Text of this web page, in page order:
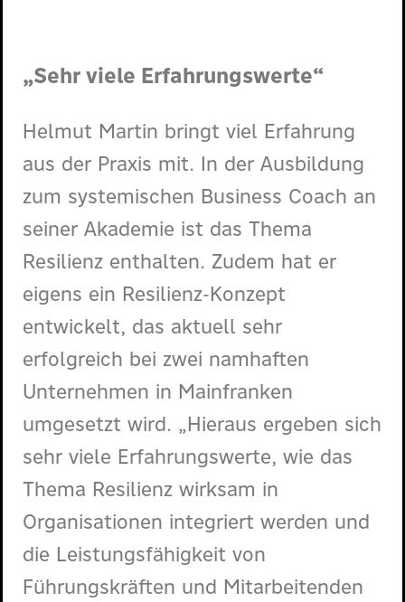
„Sehr viele Erfahrungswerte“
Helmut Martin bringt viel Erfahrung
aus der Praxis mit. In der Ausbildung
zum systemischen Business Coach an
seiner Akademie ist das Thema
Resilienz enthalten. Zudem hat er
eigens ein Resilienz-Konzept
entwickelt, das aktuell sehr
erfolgreich bei zwei namhaften
Unternehmen in Mainfranken
umgesetzt wird. „Hieraus ergeben sich
sehr viele Erfahrungswerte, wie das
Thema Resilienz wirksam in
Organisationen integriert werden und
die Leistungsfähigkeit von
Führungskräften und Mitarbeitenden